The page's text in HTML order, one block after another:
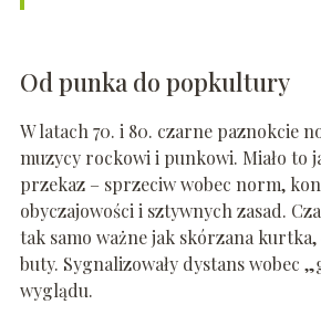
Od punka do popkultury
W latach 70. i 80. czarne paznokcie
muzycy rockowi i punkowi. Miało to
przekaz – sprzeciw wobec norm,
obyczajowości i sztywnych zasad.
tak samo ważne jak skórzana
buty. Sygnalizowały dystans wobec
wyglądu.